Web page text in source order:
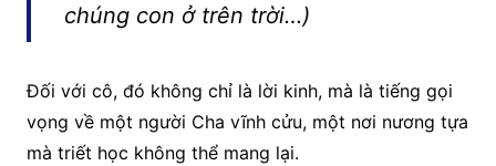
chúng con ở trên trời…)
Đối với cô, đó không chỉ là lời kinh, mà là tiếng gọi
vọng về một người Cha vĩnh cửu, một nơi nương tựa
mà triết học không thể mang lại.